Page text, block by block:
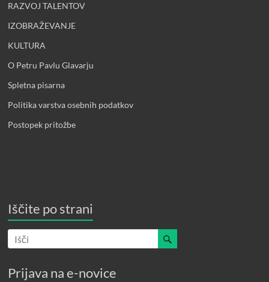
RAZVOJ TALENTOV
IZOBRAŽEVANJE
KULTURA
O Petru Pavlu Glavarju
Spletna pisarna
Politika varstva osebnih podatkov
Postopek pritožbe
Iščite po strani
Prijava na e-novice